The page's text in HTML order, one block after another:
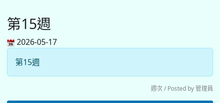
第15週
2026-05-17
第15週
週次 / Posted by 管理員